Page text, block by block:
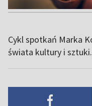
Cykl spotkań Marka
świata kultury i sztuki.